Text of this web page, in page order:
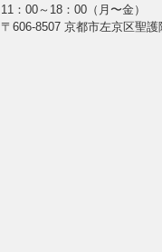
11：00～18：00（月〜金）
〒606-8507 京都市左京区聖護